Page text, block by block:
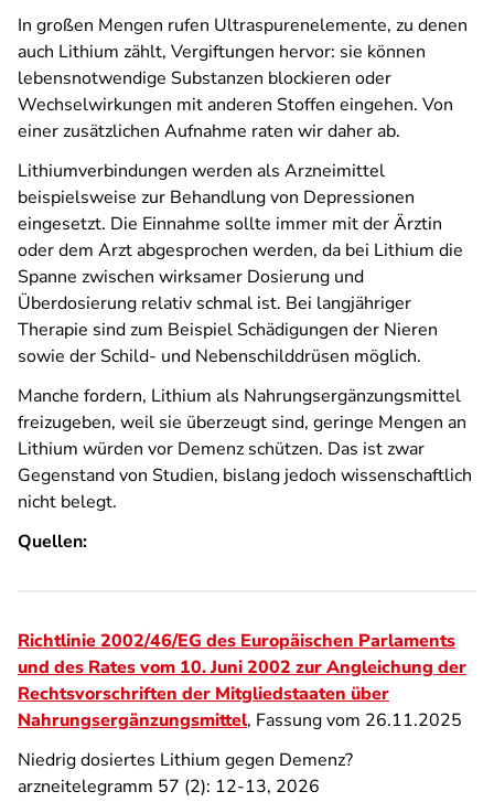
In großen Mengen rufen Ultraspurenelemente, zu denen
auch Lithium zählt, Vergiftungen hervor: sie können
lebensnotwendige Substanzen blockieren oder
Wechselwirkungen mit anderen Stoffen eingehen. Von
einer zusätzlichen Aufnahme raten wir daher ab.
Lithiumverbindungen werden als Arzneimittel
beispielsweise zur Behandlung von Depressionen
eingesetzt. Die Einnahme sollte immer mit der Ärztin
oder dem Arzt abgesprochen werden, da bei Lithium die
Spanne zwischen wirksamer Dosierung und
Überdosierung relativ schmal ist. Bei langjähriger
Therapie sind zum Beispiel Schädigungen der Nieren
sowie der Schild- und Nebenschilddrüsen möglich.
Manche fordern, Lithium als Nahrungsergänzungsmittel
freizugeben, weil sie überzeugt sind, geringe Mengen an
Lithium würden vor Demenz schützen. Das ist zwar
Gegenstand von Studien, bislang jedoch wissenschaftlich
nicht belegt.
Quellen:
Richtlinie 2002/46/EG des Europäischen Parlaments
und des Rates vom 10. Juni 2002 zur Angleichung der
Rechtsvorschriften der Mitgliedstaaten über
Nahrungsergänzungsmittel, Fassung vom 26.11.2025
Niedrig dosiertes Lithium gegen Demenz?
arzneitelegramm 57 (2): 12-13, 2026